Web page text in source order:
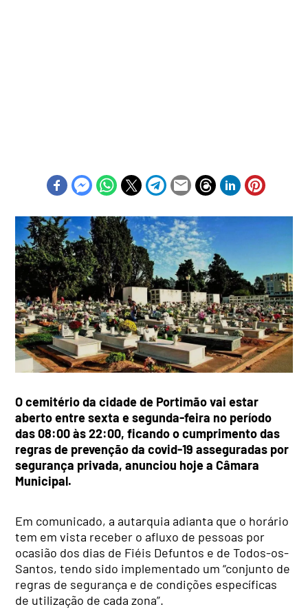
O cemitério da cidade de Portimão vai estar
aberto entre sexta e segunda-feira no período
das 08:00 às 22:00, ficando o cumprimento das
regras de prevenção da covid-19 asseguradas por
segurança privada, anunciou hoje a Câmara
Municipal.
Em comunicado, a autarquia adianta que o horário
tem em vista receber o afluxo de pessoas por
ocasião dos dias de Fiéis Defuntos e de Todos-os-
Santos, tendo sido implementado um “conjunto de
regras de segurança e de condições específicas
de utilização de cada zona”.